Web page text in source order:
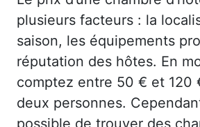
plusieurs facteurs : la
saison, les équipements
réputation des hôtes. En
comptez entre 50 € et 120
deux personnes.
possible de trouver des